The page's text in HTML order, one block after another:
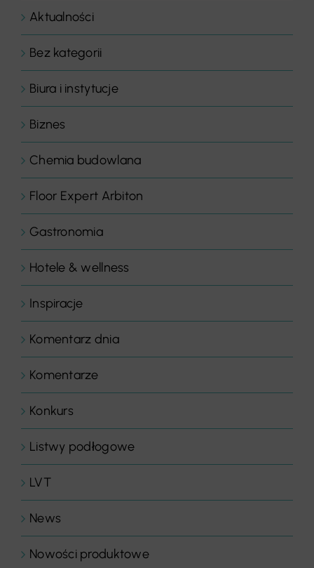
Aktualności
Bez kategorii
Biura i instytucje
Biznes
Chemia budowlana
Floor Expert Arbiton
Gastronomia
Hotele & wellness
Inspiracje
Komentarz dnia
Komentarze
Konkurs
Listwy podłogowe
LVT
News
Nowości produktowe